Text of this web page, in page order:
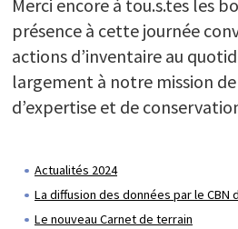
Merci encore à tou.s.tes les
présence à cette journée
actions d’inventaire au
largement à notre mission
d’expertise et de
Actualités 2024
La diffusion des données par le CBN
Le nouveau Carnet de terrain